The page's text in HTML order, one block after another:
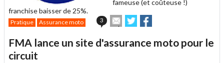
fameuse (et coûteuse !)
franchise baisser de 25%.
Pratique Assurance moto 3
Envoyer
cet
à
Partager
sur sur
FMA lance un site d'assurance moto pour le
circuit